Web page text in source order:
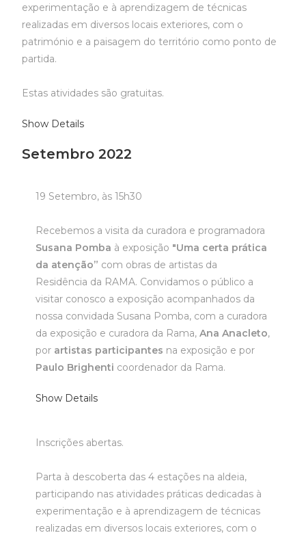
experimentação e à aprendizagem de técnicas
realizadas em diversos locais exteriores, com o
património e a paisagem do território como ponto de
partida.
Estas atividades são gratuitas.
Show Details
Setembro 2022
19 Setembro, às 15h30
Recebemos a visita da curadora e programadora
Susana Pomba à exposição "Uma certa prática
da atenção” com obras de artistas da
Residência da RAMA. Convidamos o público a
visitar conosco a exposição acompanhados da
nossa convidada Susana Pomba, com a curadora
da exposição e curadora da Rama, Ana Anacleto,
por artistas participantes na exposição e por
Paulo Brighenti coordenador da Rama.
Show Details
Inscrições abertas.
Parta à descoberta das 4 estações na aldeia,
participando nas atividades práticas dedicadas à
experimentação e à aprendizagem de técnicas
realizadas em diversos locais exteriores, com o